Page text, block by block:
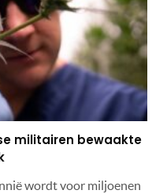
militairen bewaakte
wordt voor miljoenen